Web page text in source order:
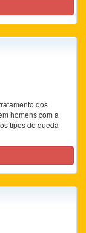
dos
homens com a
tipos de queda